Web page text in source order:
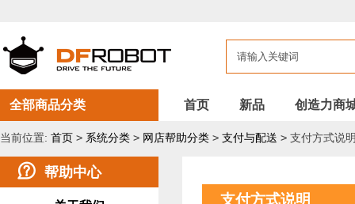
全部商品分类 首页 新品 创造力商
当前位置: 首页 > 系统分类 > 网店帮助分类 > 支付与配送 > 支付方式说
帮助中心
支付方式说明